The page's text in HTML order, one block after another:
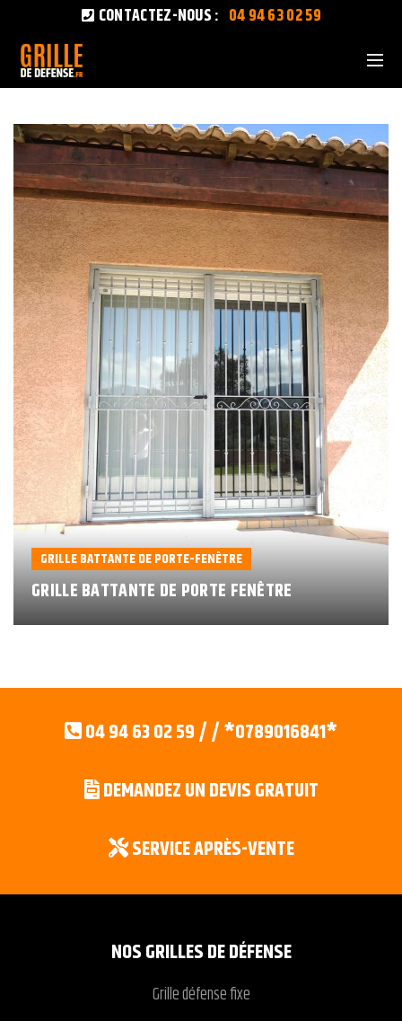
CONTACTEZ-NOUS : 04 94 63 02 59
GRILLE BATTANTE DE PORTE-FENÊTRE
GRILLE BATTANTE DE PORTE FENÊTRE
04 94 63 02 59 / / *0789016841*
DEMANDEZ UN DEVIS GRATUIT
SERVICE APRÈS-VENTE
NOS GRILLES DE DÉFENSE
Grille défense fixe